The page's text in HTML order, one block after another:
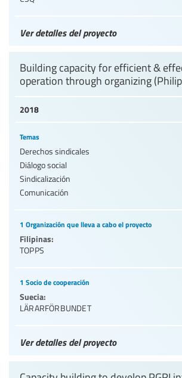
Ver detalles del proyecto
2018
Building capacity for efficient &
operation through organizing
Temas
Derechos sindicales
Diálogo social
Sindicalización
Comunicación
1 Organización que lleva a cabo el proyecto
Filipinas:
TOPPS
1 Socio de cooperación
Suecia:
LÄRARFÖRBUNDET
Ver detalles del proyecto